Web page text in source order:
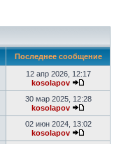
Последнее сообщение
12 апр 2026, 12:17
kosolapov
30 мар 2025, 12:28
kosolapov
02 июн 2024, 13:02
kosolapov